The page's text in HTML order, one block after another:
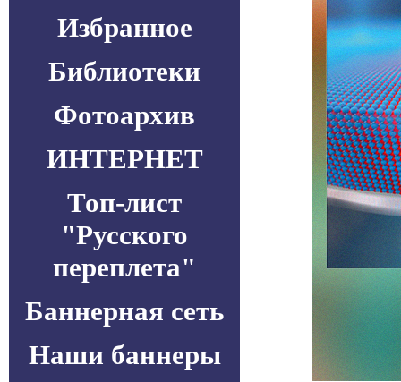
Избранное
Библиотеки
Фотоархив
ИНТЕРНЕТ
Топ-лист
"Русского
переплета"
Баннерная сеть
Наши баннеры